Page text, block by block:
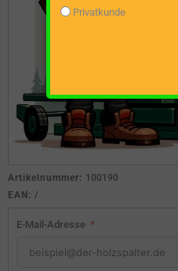
Artikelnummer: 100190
EAN: /
E-Mail-Adresse
Privatkunde